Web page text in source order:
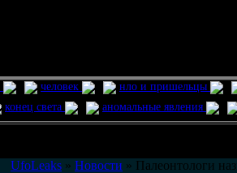
человек нло и пришельцы
конец света аномальные явления
UfoLeaks » Новости » Палеонтологи